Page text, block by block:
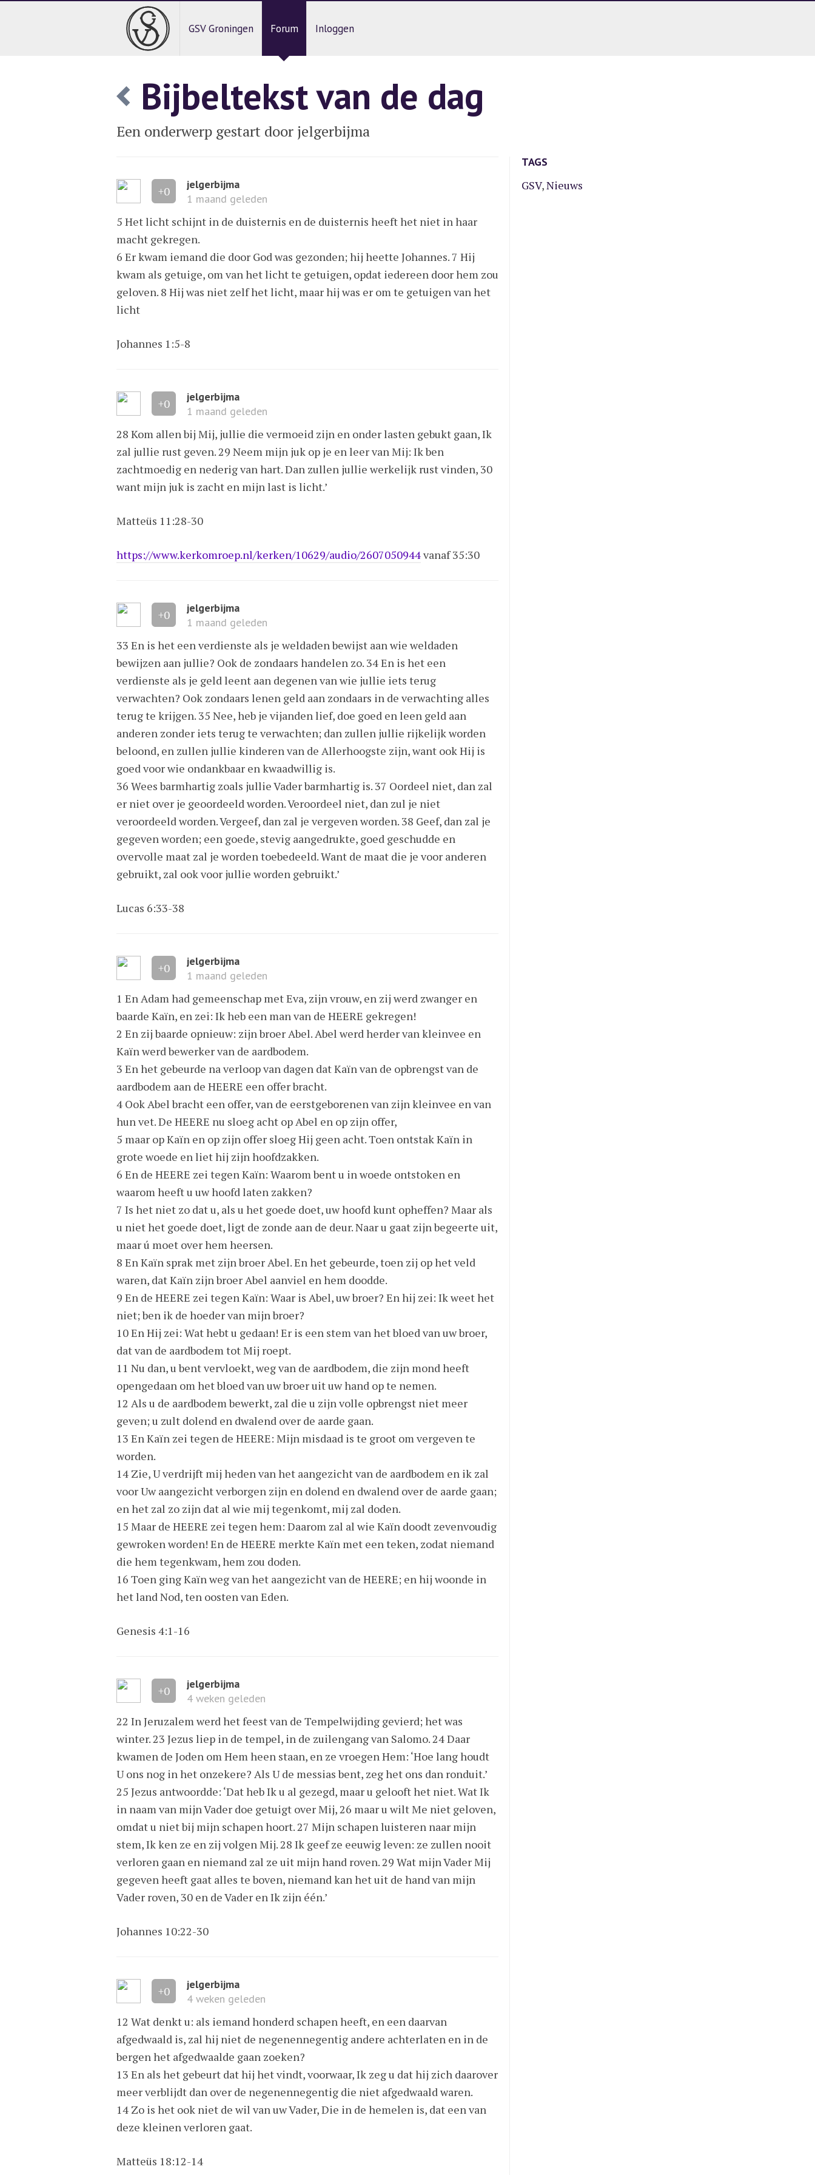
GSV Groningen Forum Inloggen
Bijbeltekst van de dag
Een onderwerp gestart door jelgerbijma
+0
jelgerbijma
1 maand geleden
5 Het licht schijnt in de duisternis en de duisternis heeft het niet in haar
macht gekregen.
6 Er kwam iemand die door God was gezonden; hij heette Johannes. 7 Hij
kwam als getuige, om van het licht te getuigen, opdat iedereen door hem zou
geloven. 8 Hij was niet zelf het licht, maar hij was er om te getuigen van het
licht
Johannes 1:5-8
+0
jelgerbijma
1 maand geleden
28 Kom allen bij Mij, jullie die vermoeid zijn en onder lasten gebukt gaan, Ik
zal jullie rust geven. 29 Neem mijn juk op je en leer van Mij: Ik ben
zachtmoedig en nederig van hart. Dan zullen jullie werkelijk rust vinden, 30
want mijn juk is zacht en mijn last is licht.’
Matteüs 11:28-30
https://www.kerkomroep.nl/kerken/10629/audio/2607050944vanaf 35:30
+0
jelgerbijma
1 maand geleden
33 En is het een verdienste als je weldaden bewijst aan wie weldaden
bewijzen aan jullie? Ook de zondaars handelen zo. 34 En is het een
verdienste als je geld leent aan degenen van wie jullie iets terug
verwachten? Ook zondaars lenen geld aan zondaars in de verwachting alles
terug te krijgen. 35 Nee, heb je vijanden lief, doe goed en leen geld aan
anderen zonder iets terug te verwachten; dan zullen jullie rijkelijk worden
beloond, en zullen jullie kinderen van de Allerhoogste zijn, want ook Hij is
goed voor wie ondankbaar en kwaadwillig is.
36 Wees barmhartig zoals jullie Vader barmhartig is. 37 Oordeel niet, dan zal
er niet over je geoordeeld worden. Veroordeel niet, dan zul je niet
veroordeeld worden. Vergeef, dan zal je vergeven worden. 38 Geef, dan zal je
gegeven worden; een goede, stevig aangedrukte, goed geschudde en
overvolle maat zal je worden toebedeeld. Want de maat die je voor anderen
gebruikt, zal ook voor jullie worden gebruikt.’
Lucas 6:33-38
+0
jelgerbijma
1 maand geleden
1 En Adam had gemeenschap met Eva, zijn vrouw, en zij werd zwanger en
baarde Kaïn, en zei: Ik heb een man van de HEERE gekregen!
2 En zij baarde opnieuw: zijn broer Abel. Abel werd herder van kleinvee en
Kaïn werd bewerker van de aardbodem.
3 En het gebeurde na verloop van dagen dat Kaïn van de opbrengst van de
aardbodem aan de HEERE een offer bracht.
4 Ook Abel bracht een offer, van de eerstgeborenen van zijn kleinvee en van
hun vet. De HEERE nu sloeg acht op Abel en op zijn offer,
5 maar op Kaïn en op zijn offer sloeg Hij geen acht. Toen ontstak Kaïn in
grote woede en liet hij zijn hoofdzakken.
6 En de HEERE zei tegen Kaïn: Waarom bent u in woede ontstoken en
waarom heeft u uw hoofd laten zakken?
7 Is het niet zo dat u, als u het goede doet, uw hoofd kunt opheffen? Maar als
u niet het goede doet, ligt de zonde aan de deur. Naar u gaat zijn begeerte uit,
maar ú moet over hem heersen.
8 En Kaïn sprak met zijn broer Abel. En het gebeurde, toen zij op het veld
waren, dat Kaïn zijn broer Abel aanviel en hem doodde.
9 En de HEERE zei tegen Kaïn: Waar is Abel, uw broer? En hij zei: Ik weet het
niet; ben ik de hoeder van mijn broer?
10 En Hij zei: Wat hebt u gedaan! Er is een stem van het bloed van uw broer,
dat van de aardbodem tot Mij roept.
11 Nu dan, u bent vervloekt, weg van de aardbodem, die zijn mond heeft
opengedaan om het bloed van uw broer uit uw hand op te nemen.
12 Als u de aardbodem bewerkt, zal die u zijn volle opbrengst niet meer
geven; u zult dolend en dwalend over de aarde gaan.
13 En Kaïn zei tegen de HEERE: Mijn misdaad is te groot om vergeven te
worden.
14 Zie, U verdrijft mij heden van het aangezicht van de aardbodem en ik zal
voor Uw aangezicht verborgen zijn en dolend en dwalend over de aarde gaan;
en het zal zo zijn dat al wie mij tegenkomt, mij zal doden.
15 Maar de HEERE zei tegen hem: Daarom zal al wie Kaïn doodt zevenvoudig
gewroken worden! En de HEERE merkte Kaïn met een teken, zodat niemand
die hem tegenkwam, hem zou doden.
16 Toen ging Kaïn weg van het aangezicht van de HEERE; en hij woonde in
het land Nod, ten oosten van Eden.
Genesis 4:1-16
+0
jelgerbijma
4 weken geleden
22 In Jeruzalem werd het feest van de Tempelwijding gevierd; het was
winter. 23 Jezus liep in de tempel, in de zuilengang van Salomo. 24 Daar
kwamen de Joden om Hem heen staan, en ze vroegen Hem: ‘Hoe lang houdt
U ons nog in het onzekere? Als U de messias bent, zeg het ons dan ronduit.’
25 Jezus antwoordde: ‘Dat heb Ik u al gezegd, maar u gelooft het niet. Wat Ik
in naam van mijn Vader doe getuigt over Mij, 26 maar u wilt Me niet geloven,
omdat u niet bij mijn schapen hoort. 27 Mijn schapen luisteren naar mijn
stem, Ik ken ze en zij volgen Mij. 28 Ik geef ze eeuwig leven: ze zullen nooit
verloren gaan en niemand zal ze uit mijn hand roven. 29 Wat mijn Vader Mij
gegeven heeft gaat alles te boven, niemand kan het uit de hand van mijn
Vader roven, 30 en de Vader en Ik zijn één.’
Johannes 10:22-30
+0
jelgerbijma
4 weken geleden
12 Wat denkt u: als iemand honderd schapen heeft, en een daarvan
afgedwaald is, zal hij niet de negenennegentig andere achterlaten en in de
bergen het afgedwaalde gaan zoeken?
13 En als het gebeurt dat hij het vindt, voorwaar, Ik zeg u dat hij zich daarover
meer verblijdt dan over de negenennegentig die niet afgedwaald waren.
14 Zo is het ook niet de wil van uw Vader, Die in de hemelen is, dat een van
deze kleinen verloren gaat.
Matteüs 18:12-14
TAGS
GSV,Nieuws